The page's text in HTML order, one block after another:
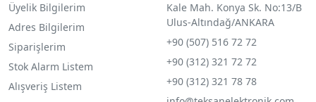
Üyelik Bilgilerim
Adres Bilgilerim
Siparişlerim
Stok Alarm Listem
Alışveriş Listem
Kale Mah. Konya Sk. No:13/B
Ulus-Altındağ/ANKARA
+90 (507) 516 72 72
+90 (312) 321 72 72
+90 (312) 321 78 78